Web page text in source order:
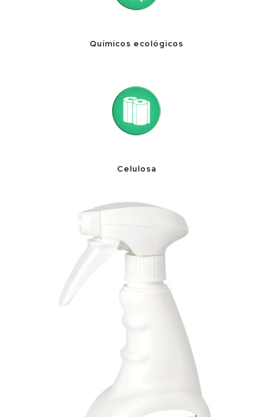
Químicos ecológicos
Celulosa